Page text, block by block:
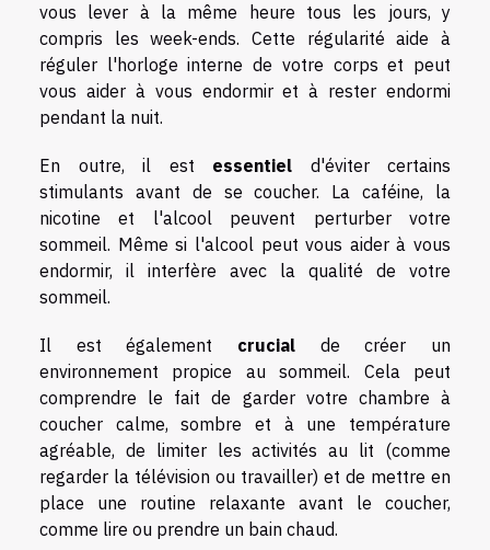
vous lever à la même heure tous les jours, y
compris les week-ends. Cette régularité aide à
réguler l'horloge interne de votre corps et peut
vous aider à vous endormir et à rester endormi
pendant la nuit.
En outre, il est essentiel d'éviter certains
stimulants avant de se coucher. La caféine, la
nicotine et l'alcool peuvent perturber votre
sommeil. Même si l'alcool peut vous aider à vous
endormir, il interfère avec la qualité de votre
sommeil.
Il est également crucial de créer un
environnement propice au sommeil. Cela peut
comprendre le fait de garder votre chambre à
coucher calme, sombre et à une température
agréable, de limiter les activités au lit (comme
regarder la télévision ou travailler) et de mettre en
place une routine relaxante avant le coucher,
comme lire ou prendre un bain chaud.